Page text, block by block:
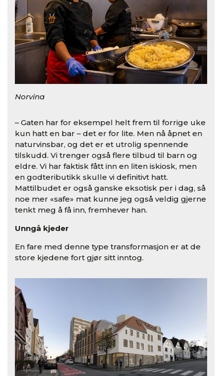
Norvina
– Gaten har for eksempel helt frem til forrige uke
kun hatt en bar – det er for lite. Men nå åpnet en
naturvinsbar, og det er et utrolig spennende
tilskudd. Vi trenger også flere tilbud til barn og
eldre. Vi har faktisk fått inn en liten iskiosk, men
en godteributikk skulle vi definitivt hatt.
Mattilbudet er også ganske eksotisk per i dag, så
noe mer «safe» mat kunne jeg også veldig gjerne
tenkt meg å få inn, fremhever han.
Unngå kjeder
En fare med denne type transformasjon er at de
store kjedene fort gjør sitt inntog.